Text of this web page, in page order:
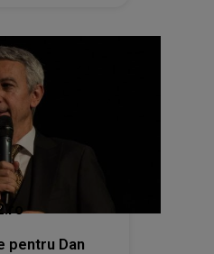
pentru Dan